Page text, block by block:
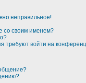
неправильное!
со своим именем?
требуют войти на